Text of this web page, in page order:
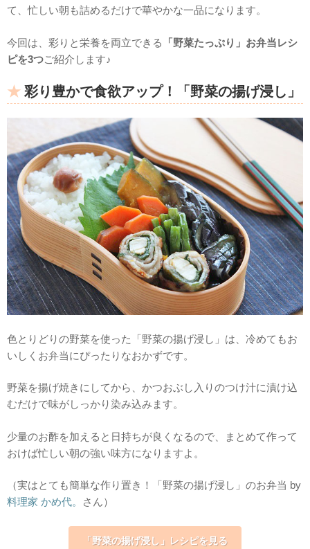
て、忙しい朝も詰めるだけで華やかな一品になります。
今回は、彩りと栄養を両立できる
「野菜たっぷり」お弁当レシ
ピを3つご紹介します♪
彩り豊かで食欲アップ！「野菜の揚げ浸し」
色とりどりの野菜を使った「野菜の揚げ浸し」は、冷めてもお
いしくお弁当にぴったりなおかずです。
野菜を揚げ焼きにしてから、かつおぶし入りのつけ汁に漬け込
むだけで味がしっかり染み込みます。
少量のお酢を加えると日持ちが良くなるので、まとめて作って
おけば忙しい朝の強い味方になりますよ。
（実はとても簡単な作り置き！「野菜の揚げ浸し」のお弁当 by
料理家 かめ代。
さん）
「野菜の揚げ浸し」レシピを見る